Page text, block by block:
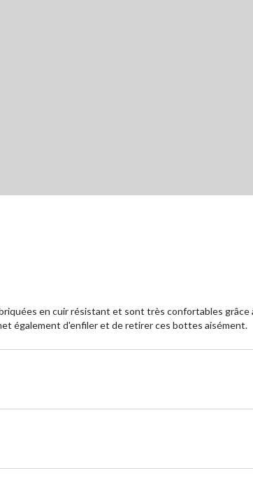
en cuir résistant et sont très confortables
également d'enfiler et de retirer ces bottes aisément.